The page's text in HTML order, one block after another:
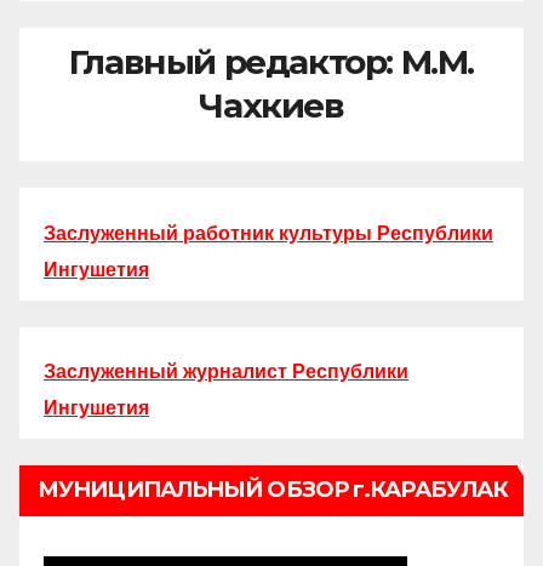
Главный редактор: М.М.
Чахкиев
Заслуженный работник культуры Республики
Ингушетия
Заслуженный журналист Республики
Ингушетия
МУНИЦИПАЛЬНЫЙ ОБЗОР г.КАРАБУЛАК